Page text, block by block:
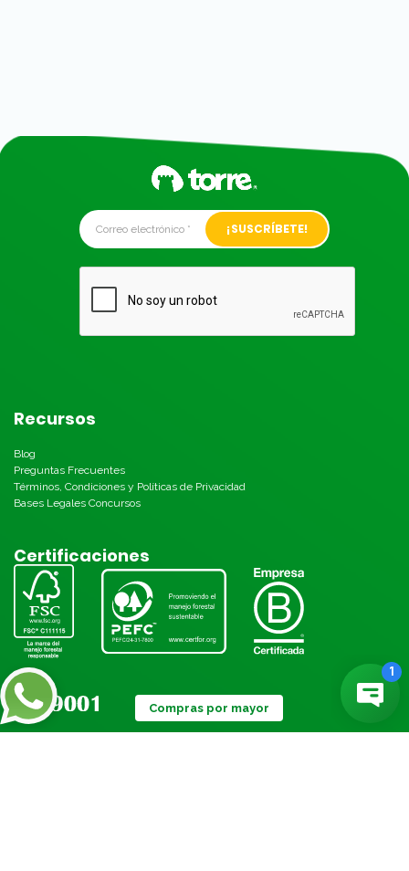
Alternative:
Recursos
Blog
Preguntas Frecuentes
Términos, Condiciones y Políticas de Privacidad
Bases Legales Concursos
Certificaciones
Compras por mayor